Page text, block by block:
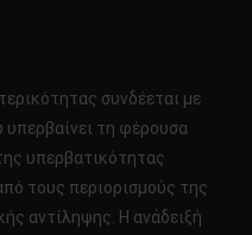
συνδέεται με
τη φέρουσα
υπερβατικότητας
τους περιορισμούς της
αντίληψης. Η ανάδειξή